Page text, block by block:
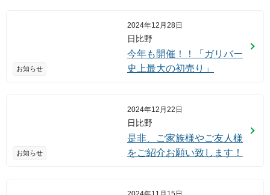
お知らせ
2024年12月28日
日比野
今年も開催！！「ガリバー
史上最大の初売り」
お知らせ
2024年12月22日
日比野
是非、ご家族様やご友人様
をご紹介お願い致します！